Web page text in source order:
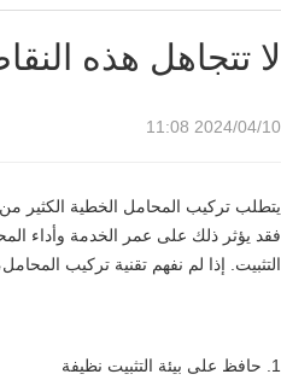
لا تتجاهل هذه
2024/04/10 11:08
يتطلب تركيب المحامل الخطية الكثير
فقد يؤثر ذلك على عمر الخدمة وأداء
التثبيت. إذا لم نفهم تقنية تركيب
1. حافظ على بيئة التثبيت نظيفة